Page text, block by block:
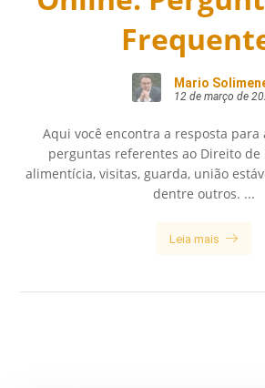
Mario
12 de março de
Aqui você encontra a resposta para
perguntas referentes ao Direito de
alimentícia, visitas, guarda, união
dentre outros. ...
Leia mais